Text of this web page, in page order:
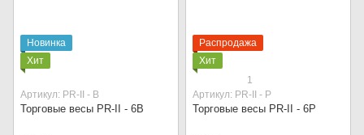
Новинка
Хит
Артикул: PR-II - В
Торговые весы PR-II - 6В
Распродажа
Хит
1
Артикул: PR-II - P
Торговые весы PR-II - 6P